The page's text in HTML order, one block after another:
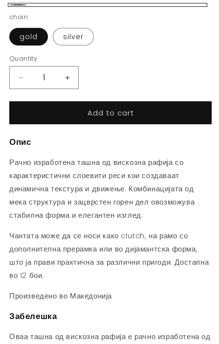
chain
gold silver
Quantity
Decrease
quantity
for
-
Increase
quantity
for
-
Add to cart
Опис
Рачно изработена ташна од вискозна рафија со
карактеристични слоевити реси кои создаваат
динамична текстура и движење. Комбинацијата од
мека структура и зацврстен горен дел овозможува
стабилна форма и елегантен изглед.
Чантата може да се носи како clutch, на рамо со
дополнителна прерамка или во дијамантска форма,
што ја прави практична за различни пригоди. Достапна
во 12 бои.
Произведено во Македонија
Забелешка
Оваа ташна од вискозна рафија е рачно изработена од